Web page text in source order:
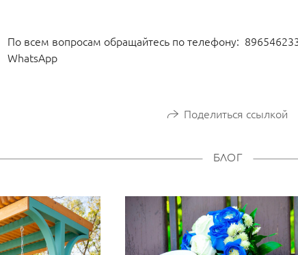
По всем вопросам обращайтесь по телефону:
WhatsApp
Поделиться ссылкой
БЛОГ